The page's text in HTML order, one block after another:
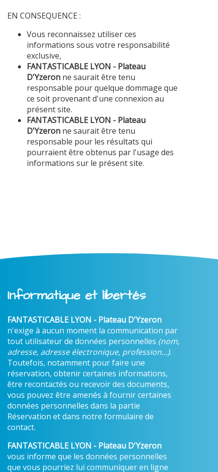
EN CONSEQUENCE :
Vous reconnaissez utiliser ces
informations sous votre responsabilité
exclusive,
FANTASTICABLE LYON - Plateau
D'Yzeron ne saurait être tenu
responsable pour quelque dommage que
ce soit provenant d'une connexion au
présent site.
FANTASTICABLE LYON - Plateau
D'Yzeron ne saurait être tenu
responsable pour les résultats qui
pourraient être obtenus par l'usage des
informations sur le présent site.
Informatique et libertés
FANTASTICABLE LYON - Plateau D'Yzeron
n'exige à aucun moment la communication par
tout utilisateur de données personnelles (nom,
adresse, adresse électronique, profession...).
Toutefois, notamment pour faire une
réservation, obtenir certaines informations,
être recontactés ou recevoir des documents,
vous pouvez être amenés à fournir certaines
données personnelles dans la partie
Réservation et dans notre formulaire de
contact.
FANTASTICABLE LYON - Plateau D'Yzeron
vous informe que les données personnelles
que vous pourriez lui communiquer en ligne